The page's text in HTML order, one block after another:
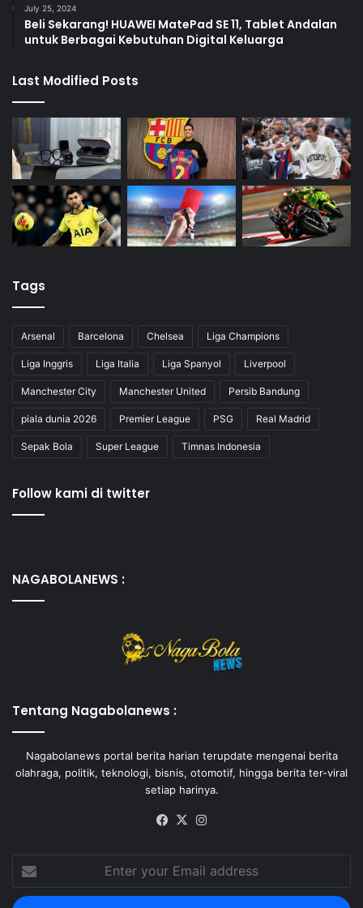
July 25, 2024
Beli Sekarang! HUAWEI MatePad SE 11, Tablet Andalan
untuk Berbagai Kebutuhan Digital Keluarga
Last Modified Posts
Tags
Arsenal Barcelona Chelsea Liga Champions
Liga Inggris Liga Italia Liga Spanyol Liverpool
Manchester City Manchester United Persib Bandung
piala dunia 2026 Premier League PSG Real Madrid
Sepak Bola Super League Timnas Indonesia
Follow kami di twitter
NAGABOLANEWS :
Tentang Nagabolanews :
Nagabolanews portal berita harian terupdate mengenai berita
olahraga, politik, teknologi, bisnis, otomotif, hingga berita ter-viral
setiap harinya.
Facebook
X
Enter
your
Email